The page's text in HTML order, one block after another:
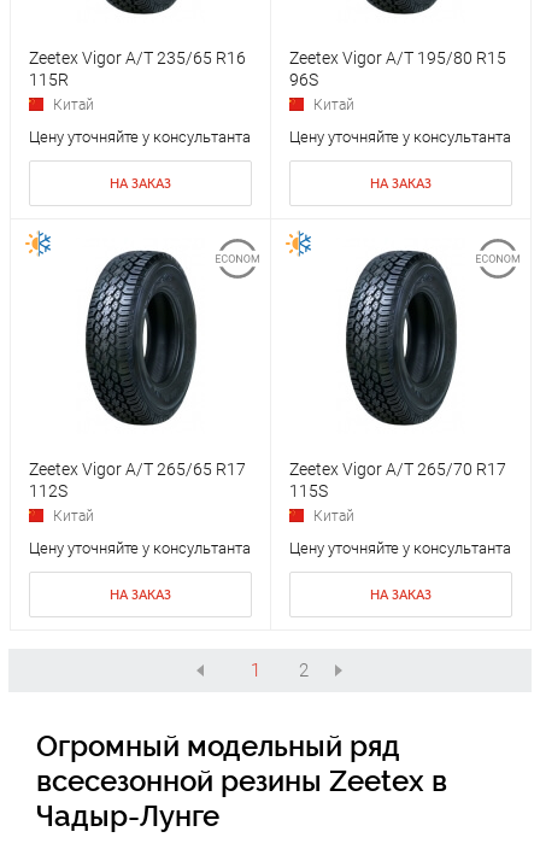
Zeetex Vigor A/T 235/65 R16
115R
Китай
Цену уточняйте у консультанта
НА ЗАКАЗ
Zeetex Vigor A/T 195/80 R15
96S
Китай
Цену уточняйте у консультанта
НА ЗАКАЗ
Zeetex Vigor A/T 265/65 R17
112S
Китай
Цену уточняйте у консультанта
НА ЗАКАЗ
Zeetex Vigor A/T 265/70 R17
115S
Китай
Цену уточняйте у консультанта
НА ЗАКАЗ
1 2
Огромный модельный ряд
всесезонной резины Zeetex в
Чадыр-Лунге